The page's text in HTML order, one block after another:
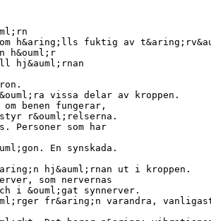
h&aring;lls fuktig av
h&ouml;r
hj&auml;rnan
vissa delar av kroppen.
benen fungerar,
r&ouml;relserna.
som har
En synskada.
hj&auml;rnan ut i kroppen.
som nervernas
i &ouml;gat synnerver.
fr&aring;n varandra,